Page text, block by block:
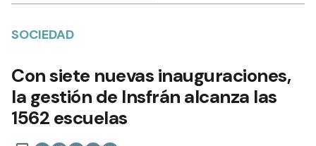
SOCIEDAD
Con siete nuevas inauguraciones,
la gestión de Insfrán alcanza las
1562 escuelas